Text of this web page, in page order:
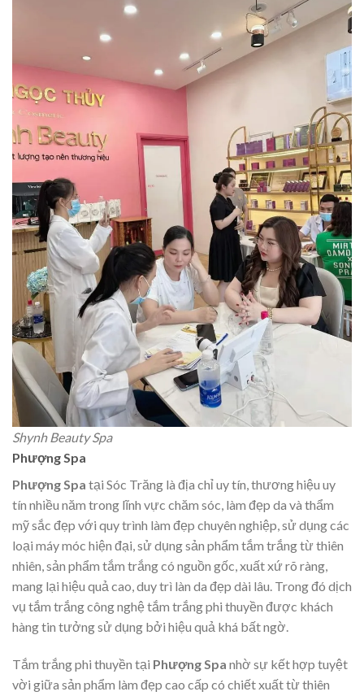
Shynh Beauty Spa
Phượng Spa
Phượng Spa tại Sóc Trăng là địa chỉ uy tín, thương hiệu uy
tín nhiều năm trong lĩnh vực chăm sóc, làm đẹp da và thẩm
mỹ sắc đẹp với quy trình làm đẹp chuyên nghiệp, sử dụng các
loại máy móc hiện đại, sử dụng sản phẩm tắm trắng từ thiên
nhiên, sản phẩm tắm trắng có nguồn gốc, xuất xứ rõ ràng,
mang lại hiệu quả cao, duy trì làn da đẹp dài lâu. Trong đó dịch
vụ tắm trắng công nghệ tắm trắng phi thuyền được khách
hàng tin tưởng sử dụng bởi hiệu quả khá bất ngờ.
Tắm trắng phi thuyền tại Phượng Spa nhờ sự kết hợp tuyệt
vời giữa sản phẩm làm đẹp cao cấp có chiết xuất từ thiên